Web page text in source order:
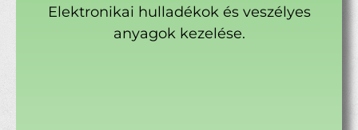
Elektronikai hulladékok és veszélyes
anyagok kezelése.